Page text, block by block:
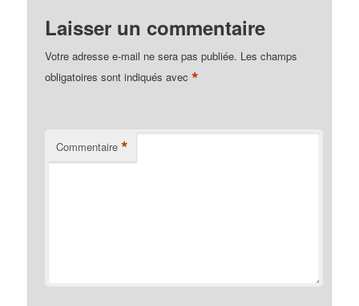
Laisser un commentaire
Votre adresse e-mail ne sera pas publiée. Les champs
obligatoires sont indiqués avec*
Commentaire *